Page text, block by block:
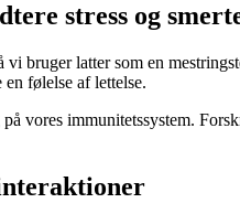
stress og
vi bruger latter som en
følelse af lettelse.
vores immunitetssystem.